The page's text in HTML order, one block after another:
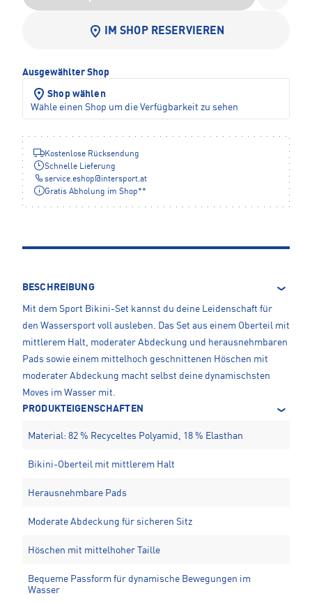
IM SHOP RESERVIEREN
Ausgewählter Shop
Shop wählen
Wähle einen Shop um die Verfügbarkeit zu sehen
Kostenlose Rücksendung
Schnelle Lieferung
service.eshop@intersport.at
Gratis Abholung im Shop**
BESCHREIBUNG
Mit dem Sport Bikini-Set kannst du deine Leidenschaft für
den Wassersport voll ausleben. Das Set aus einem Oberteil mit
mittlerem Halt, moderater Abdeckung und herausnehmbaren
Pads sowie einem mittelhoch geschnittenen Höschen mit
moderater Abdeckung macht selbst deine dynamischsten
Moves im Wasser mit.
PRODUKTEIGENSCHAFTEN
Material: 82 % Recyceltes Polyamid, 18 % Elasthan
Bikini-Oberteil mit mittlerem Halt
Herausnehmbare Pads
Moderate Abdeckung für sicheren Sitz
Höschen mit mittelhoher Taille
Bequeme Passform für dynamische Bewegungen im
Wasser